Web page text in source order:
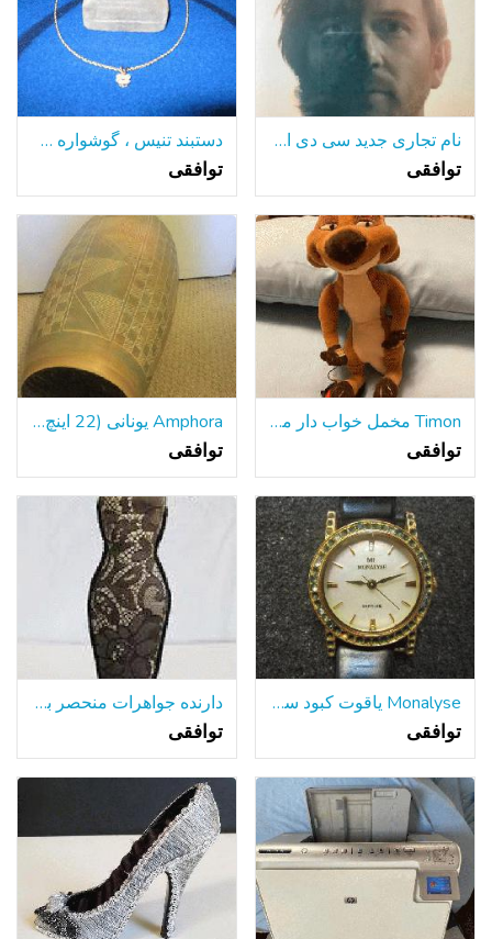
نام تجاری جدید سی دی از ویلیام LaBontes آلبوم وحشی دیگر
توافقی
دستبند تنیس ، گوشواره طلا و آویز طلا
توافقی
Timon مخمل خواب دار منحصر به فرد
توافقی
Amphora یونانی (22 اینچ) داخل سالن/فضای باز
توافقی
Monalyse یاقوت کبود سوئیس ساخته شده 22k الکترو طلا اندود Ml702l ساعت مچی
توافقی
دارنده جواهرات منحصر به فرد-لباس شب توری سیاه
توافقی